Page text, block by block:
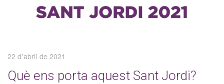
22 d'abril de 2021
Què ens porta aquest Sant Jordi?